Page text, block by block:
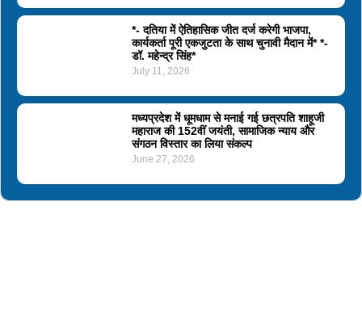
*- दतिया में ऐतिहासिक जीत दर्ज करेगी भाजपा,
कार्यकर्ता पूरी एकजुटता के साथ चुनावी मैदान में* *-
डॉ. महेन्द्र सिंह*
July 11, 2026
मध्यप्रदेश में धूमधाम से मनाई गई छत्रपति शाहूजी
महाराज की 152वीं जयंती, सामाजिक न्याय और
संगठन विस्तार का लिया संकल्प
June 27, 2026